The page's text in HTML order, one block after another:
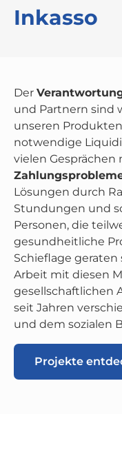
Inkasso
Der
und Partnern sind
unseren
notwendige
vielen Gesprächen
Lösungen durch
Stundungen und
Personen, die
gesundheitliche
Schieflage
Arbeit mit diesen
gesellschaftlichen
seit Jahren
und dem sozialen
Projekte